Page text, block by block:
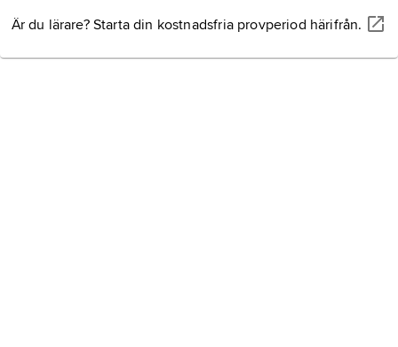
Är du lärare? Starta din kostnadsfria provperiod härifrån.